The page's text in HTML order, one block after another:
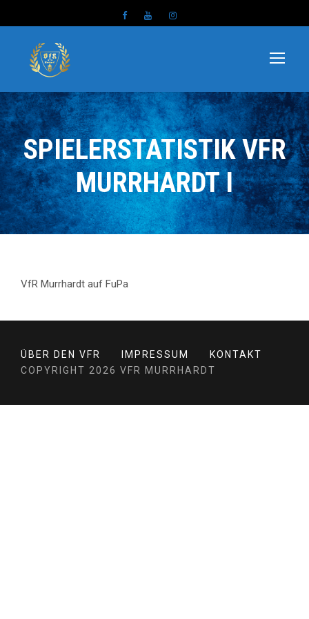
SPIELERSTATISTIK VFR
MURRHARDT I
VfR Murrhardt auf FuPa
ÜBER DEN VFR IMPRESSUM
KONTAKT
COPYRIGHT 2026 VFR MURRHARDT